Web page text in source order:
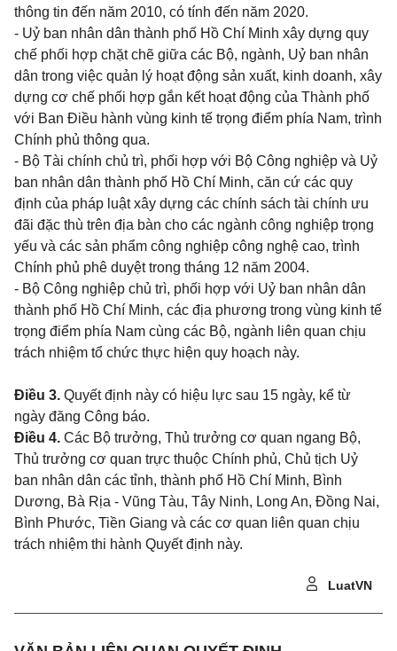
thông tin đến năm 2010, có tính đến năm 2020.
- Uỷ ban nhân dân thành phố Hồ Chí Minh xây dựng quy
chế phối hợp chặt chẽ giữa các Bộ, ngành, Uỷ ban nhân
dân trong việc quản lý hoạt động sản xuất, kinh doanh, xây
dựng cơ chế phối hợp gắn kết hoạt động của Thành phố
với Ban Điều hành vùng kinh tế trọng điểm phía Nam, trình
Chính phủ thông qua.
- Bộ Tài chính chủ trì, phối hợp với Bộ Công nghiệp và Uỷ
ban nhân dân thành phố Hồ Chí Minh, căn cứ các quy
định của pháp luật xây dựng các chính sách tài chính ưu
đãi đặc thù trên địa bàn cho các ngành công nghiệp trọng
yếu và các sản phẩm công nghiệp công nghệ cao, trình
Chính phủ phê duyệt trong tháng 12 năm 2004.
- Bộ Công nghiệp chủ trì, phối hợp với Uỷ ban nhân dân
thành phố Hồ Chí Minh, các địa phương trong vùng kinh tế
trọng điểm phía Nam cùng các Bộ, ngành liên quan chịu
trách nhiệm tổ chức thực hiện quy hoạch này.
Điều 3. Quyết định này có hiệu lực sau 15 ngày, kể từ
ngày đăng Công báo.
Điều 4. Các Bộ trưởng, Thủ trưởng cơ quan ngang Bộ,
Thủ trưởng cơ quan trực thuộc Chính phủ, Chủ tịch Uỷ
ban nhân dân các tỉnh, thành phố Hồ Chí Minh, Bình
Dương, Bà Rịa - Vũng Tàu, Tây Ninh, Long An, Đồng Nai,
Bình Phước, Tiền Giang và các cơ quan liên quan chịu
trách nhiệm thi hành Quyết định này.
LuatVN